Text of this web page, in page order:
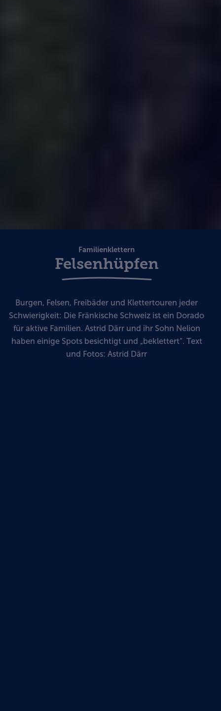
Familienklettern
Felsenhüpfen
Burgen, Felsen, Freibäder und Klettertouren jeder
Schwierigkeit: Die Fränkische Schweiz ist ein Dorado
für aktive Familien. Astrid Därr und ihr Sohn Nelion
haben einige Spots besichtigt und „beklettert“. Text
und Fotos: Astrid Därr